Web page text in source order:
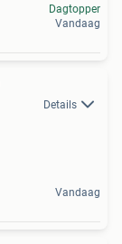
Dagtopper
Vandaag
Details
Vandaag